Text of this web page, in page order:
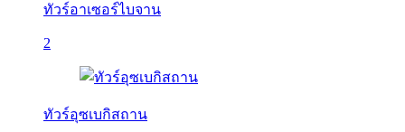
ทัวร์อาเซอร์ไบจาน
2
ทัวร์อุซเบกิสถาน